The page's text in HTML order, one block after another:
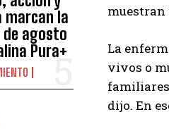
marcan la
agosto
Pura+
muestran
La
vivos o
dijo. En